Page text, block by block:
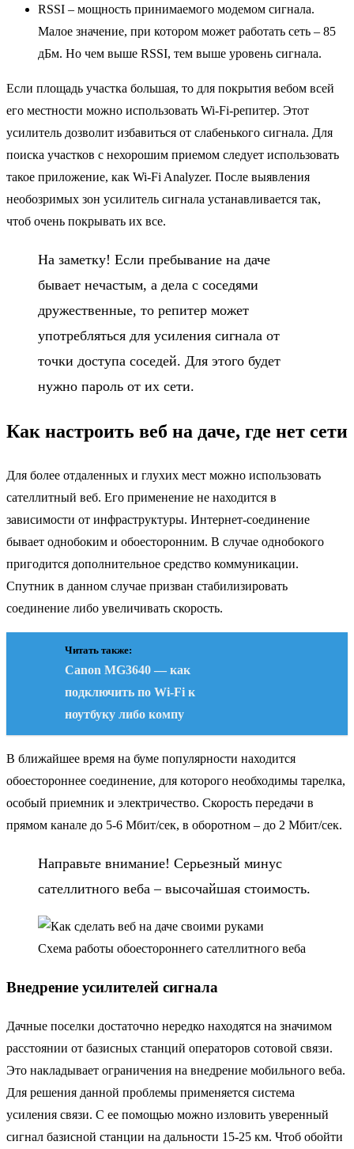
RSSI – мощность принимаемого модемом сигнала.
Малое значение, при котором может работать сеть – 85
дБм. Но чем выше RSSI, тем выше уровень сигнала.
Если площадь участка большая, то для покрытия вебом всей
его местности можно использовать Wi-Fi-репитер. Этот
усилитель дозволит избавиться от слабенького сигнала. Для
поиска участков с нехорошим приемом следует использовать
такое приложение, как Wi-Fi Analyzer. После выявления
необозримых зон усилитель сигнала устанавливается так,
чтоб очень покрывать их все.
На заметку! Если пребывание на даче
бывает нечастым, а дела с соседями
дружественные, то репитер может
употребляться для усиления сигнала от
точки доступа соседей. Для этого будет
нужно пароль от их сети.
Как настроить веб на даче, где нет сети
Для более отдаленных и глухих мест можно использовать
сателлитный веб. Его применение не находится в
зависимости от инфраструктуры. Интернет-соединение
бывает однобоким и обоесторонним. В случае однобокого
пригодится дополнительное средство коммуникации.
Спутник в данном случае призван стабилизировать
соединение либо увеличивать скорость.
Читать также:
Canon MG3640 — как
подключить по Wi-Fi к
ноутбуку либо компу
В ближайшее время на буме популярности находится
обоестороннее соединение, для которого необходимы тарелка,
особый приемник и электричество. Скорость передачи в
прямом канале до 5-6 Мбит/сек, в оборотном – до 2 Мбит/сек.
Направьте внимание! Серьезный минус
сателлитного веба – высочайшая стоимость.
Схема работы обоестороннего сателлитного веба
Внедрение усилителей сигнала
Дачные поселки достаточно нередко находятся на значимом
расстоянии от базисных станций операторов сотовой связи.
Это накладывает ограничения на внедрение мобильного веба.
Для решения данной проблемы применяется система
усиления связи. С ее помощью можно изловить уверенный
сигнал базисной станции на дальности 15-25 км. Чтоб обойти